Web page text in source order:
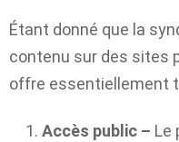
Étant donné que la
contenu sur des sites
offre essentiellement
Accès public – Le